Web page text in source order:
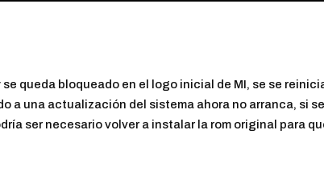
se queda bloqueado en el logo inicial de MI, se se
a una actualización del sistema ahora no arranca, si
ser necesario volver a instalar la rom original para